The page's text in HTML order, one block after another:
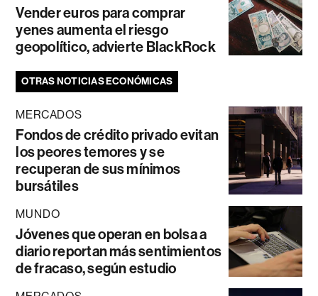
Vender euros para comprar
yenes aumenta el riesgo
geopolítico, advierte BlackRock
OTRAS NOTICIAS ECONÓMICAS
MERCADOS
Fondos de crédito privado evitan
los peores temores y se
recuperan de sus mínimos
bursátiles
MUNDO
Jóvenes que operan en bolsa a
diario reportan más sentimientos
de fracaso, según estudio